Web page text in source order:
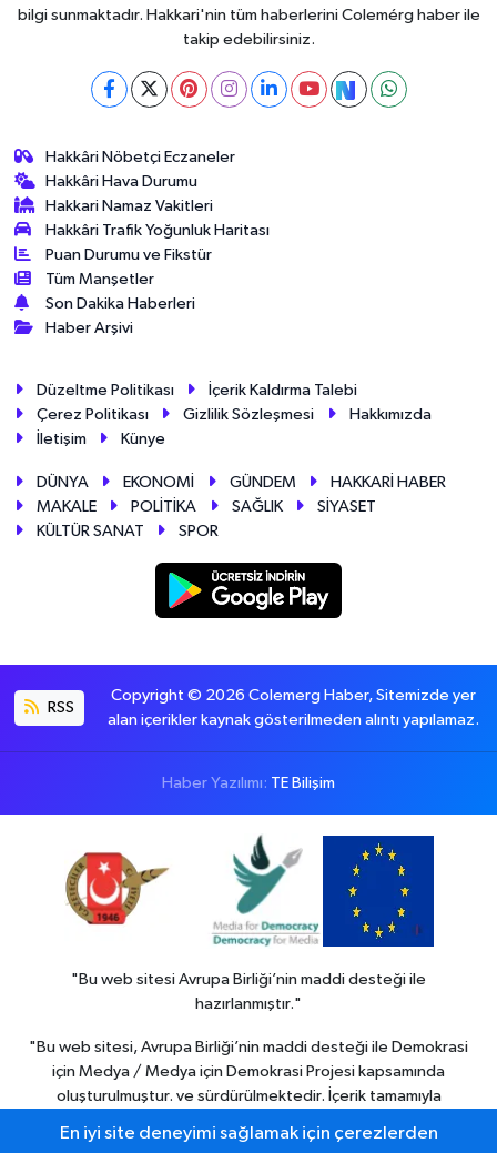
bilgi sunmaktadır. Hakkari'nin tüm haberlerini Colemérg haber ile
takip edebilirsiniz.
Hakkâri Nöbetçi Eczaneler
Hakkâri Hava Durumu
Hakkari Namaz Vakitleri
Hakkâri Trafik Yoğunluk Haritası
Puan Durumu ve Fikstür
Tüm Manşetler
Son Dakika Haberleri
Haber Arşivi
Düzeltme Politikası
İçerik Kaldırma Talebi
Çerez Politikası
Gizlilik Sözleşmesi
Hakkımızda
İletişim
Künye
DÜNYA EKONOMİ GÜNDEM
HAKKARİ HABER
MAKALE
POLİTİKA SAĞLIK
SİYASET
KÜLTÜR SANAT
SPOR
RSS
Copyright © 2026 Colemerg Haber, Sitemizde yer
alan içerikler kaynak gösterilmeden alıntı yapılamaz.
Haber Yazılımı: TE Bilişim
"Bu web sitesi Avrupa Birliği’nin maddi desteği ile
hazırlanmıştır."
"Bu web sitesi, Avrupa Birliği’nin maddi desteği ile Demokrasi
için Medya / Medya için Demokrasi Projesi kapsamında
oluşturulmuştur. ve sürdürülmektedir. İçerik tamamıyla
görüşlerini yansıtmak zorunda değildir."
En iyi site deneyimi sağlamak için çerezlerden